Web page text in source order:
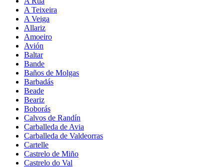
A Teixeira
A Veiga
Allariz
Amoeiro
Avión
Baltar
Bande
Baños de Molgas
Barbadás
Beade
Beariz
Boborás
Calvos de Randín
Carballeda de Avia
Carballeda de Valdeorras
Cartelle
Castrelo de Miño
Castrelo do Val